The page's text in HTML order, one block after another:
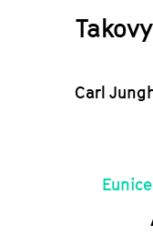
Carl